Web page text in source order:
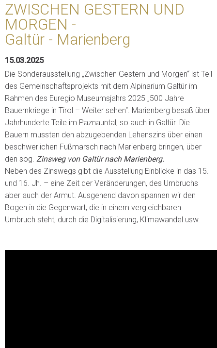
ZWISCHEN GESTERN UND
MORGEN -
Galtür - Marienberg
15.03.2025
Die Sonderausstellung „Zwischen Gestern und Morgen“ ist Teil
des Gemeinschaftsprojekts mit dem Alpinarium Galtür im
Rahmen des Euregio Museumsjahrs 2025 „500 Jahre
Bauernkriege in Tirol – Weiter sehen“. Marienberg besaß über
Jahrhunderte Teile im Paznauntal, so auch in Galtür. Die
Bauern mussten den abzugebenden Lehenszins über einen
beschwerlichen Fußmarsch nach Marienberg bringen, über
den sog. Zinsweg von Galtür nach Marienberg.
Neben des Zinswegs gibt die Ausstellung Einblicke in das 15.
und 16. Jh. – eine Zeit der Veränderungen, des Umbruchs
aber auch der Armut. Ausgehend davon spannen wir den
Bogen in die Gegenwart, die in einem vergleichbaren
Umbruch steht, durch die Digitalisierung, Klimawandel usw.